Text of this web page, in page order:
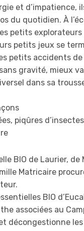
et d’impatience,
du quotidien. À
petits explorateurs
petits jeux se
petits accidents
gravité, mieux
dans sa
piqûres d’insectes
BIO de Laurier, de
Matricaire
BIO
associées au
décongestionne